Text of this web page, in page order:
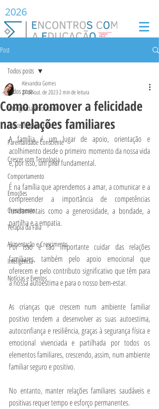
2026
Post
Todos posts
Inteligência Emocional
Concentração e Foco
Parentalidade Consciente
Crescer com Tecnologia
Comportamento
Emoções
Crescimento
Terapia da Fala
Alimentação e Crescimento
Inteligência
Notícias e Eventos
Todos posts
Como promover a felicidade
nas relações familiares
Alexandra Gomes
27 de out. de 20232 min de leitura
A família é um lugar de apoio, orientação e
acolhimento desde o primeiro momento da nossa vida
e, por isso, um pilar fundamental.
É na família que aprendemos a amar, a comunicar e a
compreender a importância de competências
fundamentais como a generosidade, a bondade, a
partilha e a empatia.
Por isso é tão importante cuidar das relações
familiares, também pelo apoio emocional que
oferecem e pelo contributo significativo que têm para
a nossa autoestima e para o nosso bem-estar.
As crianças que crescem num ambiente familiar
positivo tendem a desenvolver as suas autoestima,
autoconfiança e resiliência, graças à segurança física e
emocional vivenciada e partilhada por todos os
elementos familiares, crescendo, assim, num ambiente
familiar seguro e positivo.
No entanto, manter relações familiares saudáveis e
positivas requer tempo e esforço permanentes.